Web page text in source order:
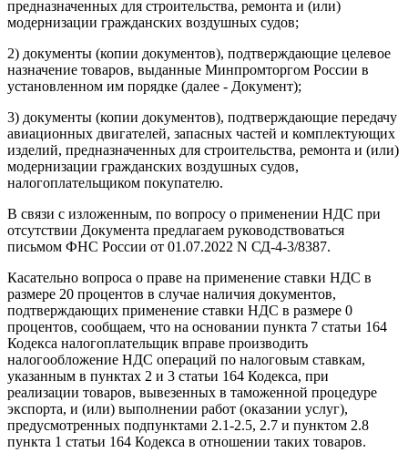
предназначенных для строительства, ремонта и (или)
модернизации гражданских воздушных судов;
2) документы (копии документов), подтверждающие целевое
назначение товаров, выданные Минпромторгом России в
установленном им порядке (далее - Документ);
3) документы (копии документов), подтверждающие передачу
авиационных двигателей, запасных частей и комплектующих
изделий, предназначенных для строительства, ремонта и (или)
модернизации гражданских воздушных судов,
налогоплательщиком покупателю.
В связи с изложенным, по вопросу о применении НДС при
отсутствии Документа предлагаем руководствоваться
письмом ФНС России от 01.07.2022 N СД-4-3/8387.
Касательно вопроса о праве на применение ставки НДС в
размере 20 процентов в случае наличия документов,
подтверждающих применение ставки НДС в размере 0
процентов, сообщаем, что на основании пункта 7 статьи 164
Кодекса налогоплательщик вправе производить
налогообложение НДС операций по налоговым ставкам,
указанным в пунктах 2 и 3 статьи 164 Кодекса, при
реализации товаров, вывезенных в таможенной процедуре
экспорта, и (или) выполнении работ (оказании услуг),
предусмотренных подпунктами 2.1-2.5, 2.7 и пунктом 2.8
пункта 1 статьи 164 Кодекса в отношении таких товаров.